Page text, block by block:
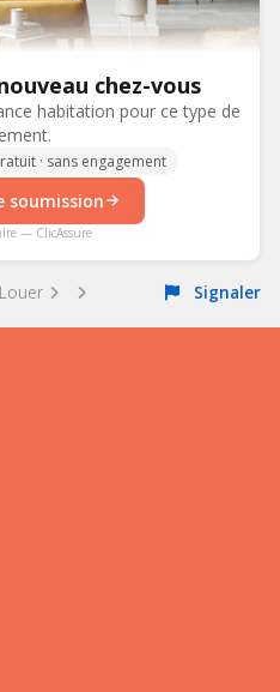
chez-vous
habitation pour ce type de
· sans engagement
soumission
— ClicAssure
Signaler